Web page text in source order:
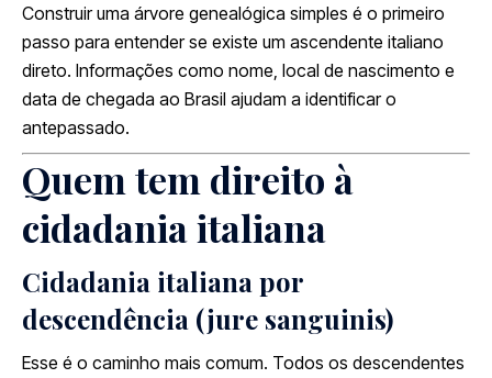
Construir uma árvore genealógica simples é o primeiro
passo para entender se existe um ascendente italiano
direto. Informações como nome, local de nascimento e
data de chegada ao Brasil ajudam a identificar o
antepassado.
Quem tem direito à
cidadania italiana
Cidadania italiana por
descendência (jure sanguinis)
Esse é o caminho mais comum. Todos os descendentes